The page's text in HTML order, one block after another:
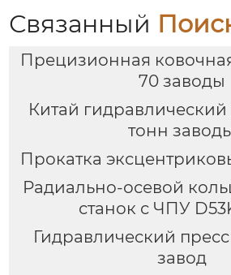
Связанный
Прецизионная
70 заводы
Китай гидравлический
тонн
Прокатка
Радиально-осевой
станок с ЧПУ
Гидравлический
завод